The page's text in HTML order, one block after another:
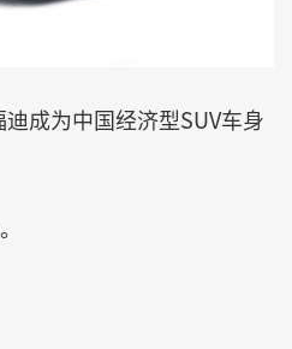
成为中国经济型SUV车身